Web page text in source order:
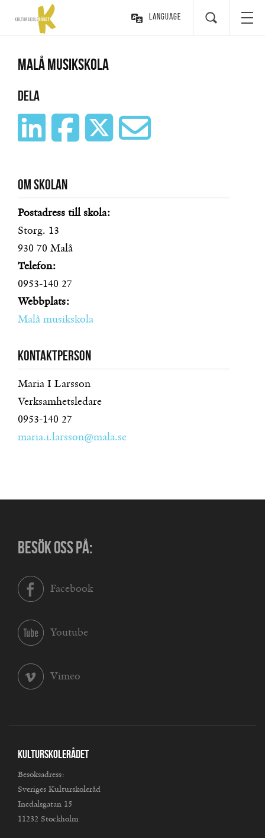
Language
Malå musikskola
Dela
Om skolan
Postadress till skola:
Storg. 13
930 70 Malå
Telefon:
0953-140 27
Webbplats:
Malå musikskola
Kontaktperson
Maria I Larsson
Verksamhetsledare
0953-140 27
maria.i.larsson@mala.se
BESÖK OSS PÅ:
Facebook
Youtube
Vimeo
Kulturskolerådet
Besöksadress:
Sveriges Kulturskoleråd
Inedalsgatan 15
11232 Stockholm